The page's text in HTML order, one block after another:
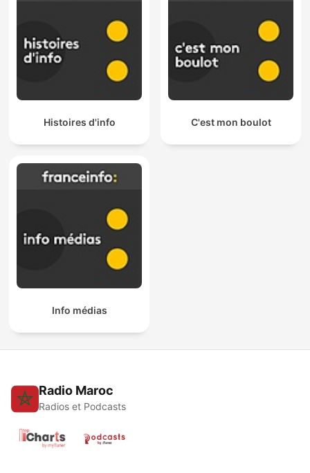
Histoires d'info C'est mon boulot
Info médias
Radio Maroc
Radios et Podcasts